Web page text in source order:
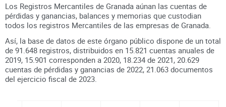
Los Registros Mercantiles de Granada aúnan las cuentas de
pérdidas y ganancias, balances y memorias que custodian
todos los registros Mercantiles de las empresas de Granada
Así, la base de datos de este órgano público dispone de un total
de 91.648 registros, distribuidos en 15.821 cuentas anuales de
2019, 15.901 corresponden a 2020, 18.234 de 2021, 20.629
cuentas de pérdidas y ganancias de 2022, 21.063 documentos
del ejercicio fiscal de 2023